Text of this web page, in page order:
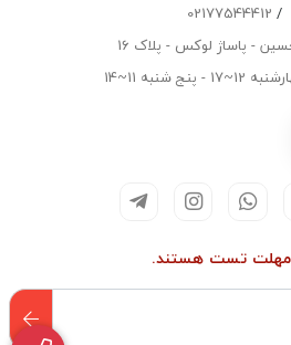
/
02177544412
- پاساژ لوکس - پلاک 16
11~14